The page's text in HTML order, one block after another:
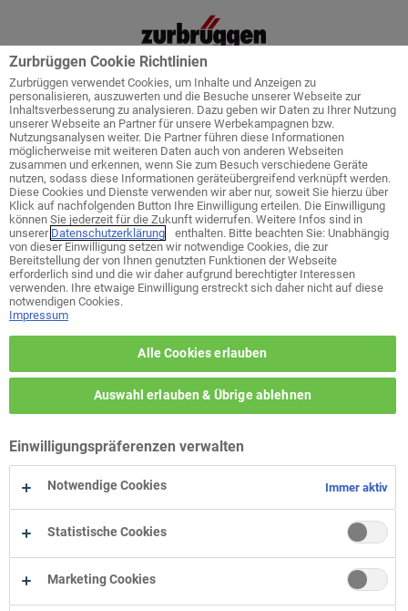
Startseite Service Küchenplanung
Welches ist ihr bevorzugtes Wohn-
Zentrum?
zurück zur Themen-Auswahl
Wohn-Zentrum Unna
Wohn-Zentrum Delmenhorst
Wohn-Zentrum Bielefeld
Wohn-Zentrum Oelde
Wohn-Zentrum Herne
Zurbrüggen Cookie Richtlinien
Zurbrüggen verwendet Cookies, um Inhalte und Anzeigen zu
personalisieren, auszuwerten und die Besuche unserer Webseite zur
Inhaltsverbesserung zu analysieren. Dazu geben wir Daten zu Ihrer Nutzung
unserer Webseite an Partner für unsere Werbekampagnen bzw.
Nutzungsanalysen weiter. Die Partner führen diese Informationen
möglicherweise mit weiteren Daten auch von anderen Webseiten
zusammen und erkennen, wenn Sie zum Besuch verschiedene Geräte
nutzen, sodass diese Informationen geräteübergreifend verknüpft werden.
Diese Cookies und Dienste verwenden wir aber nur, soweit Sie hierzu über
Klick auf nachfolgenden Button Ihre Einwilligung erteilen. Die Einwilligung
können Sie jederzeit für die Zukunft widerrufen. Weitere Infos sind in
unserer Datenschutzerklärung
enthalten. Bitte beachten Sie: Unabhängig
von dieser Einwilligung setzen wir notwendige Cookies, die zur
Bereitstellung der von Ihnen genutzten Funktionen der Webseite
erforderlich sind und die wir daher aufgrund berechtigter Interessen
verwenden. Ihre etwaige Einwilligung erstreckt sich daher nicht auf diese
notwendigen Cookies.
Impressum
Alle Cookies erlauben
Auswahl erlauben & Übrige ablehnen
Einwilligungspräferenzen verwalten
Notwendige Cookies Immer aktiv
Statistische Cookies
Marketing Cookies